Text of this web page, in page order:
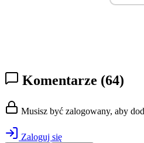
Komentarze (64)
Musisz być zalogowany, aby
Zaloguj się